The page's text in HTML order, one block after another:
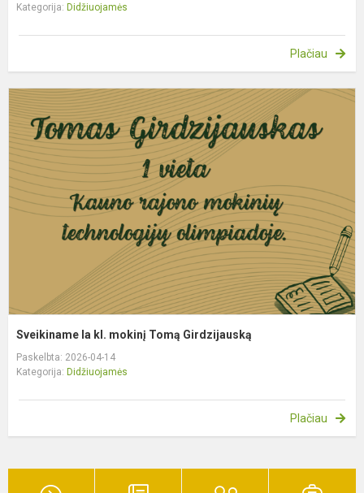
Kategorija: Didžiuojamės
Plačiau
Sveikiname Ia kl. mokinį Tomą Girdzijauską
Paskelbta: 2026-04-14
Kategorija: Didžiuojamės
Plačiau